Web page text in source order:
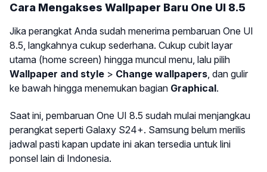
Cara Mengakses Wallpaper Baru One UI 8.5
Jika perangkat Anda sudah menerima pembaruan One UI
8.5, langkahnya cukup sederhana. Cukup cubit layar
utama (home screen) hingga muncul menu, lalu pilih
Wallpaper and style > Change wallpapers , dan gulir
ke bawah hingga menemukan bagian Graphical.
Saat ini, pembaruan One UI 8.5 sudah mulai menjangkau
perangkat seperti Galaxy S24+. Samsung belum merilis
jadwal pasti kapan update ini akan tersedia untuk lini
ponsel lain di Indonesia.